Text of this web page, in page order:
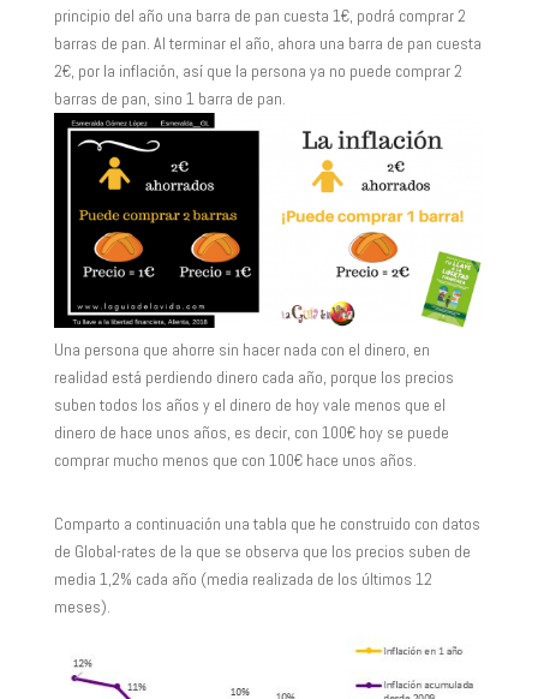
principio del año una barra de pan cuesta 1€, podrá comprar 2
barras de pan. Al terminar el año, ahora una barra de pan cuesta
2€, por la inflación, así que la persona ya no puede comprar 2
barras de pan, sino 1 barra de pan.
Una persona que ahorre sin hacer nada con el dinero, en
realidad está perdiendo dinero cada año, porque los precios
suben todos los años y el dinero de hoy vale menos que el
dinero de hace unos años, es decir, con 100€ hoy se puede
comprar mucho menos que con 100€ hace unos años.
Comparto a continuación una tabla que he construido con datos
de Global-rates de la que se observa que los precios suben de
media 1,2% cada año (media realizada de los últimos 12
meses).